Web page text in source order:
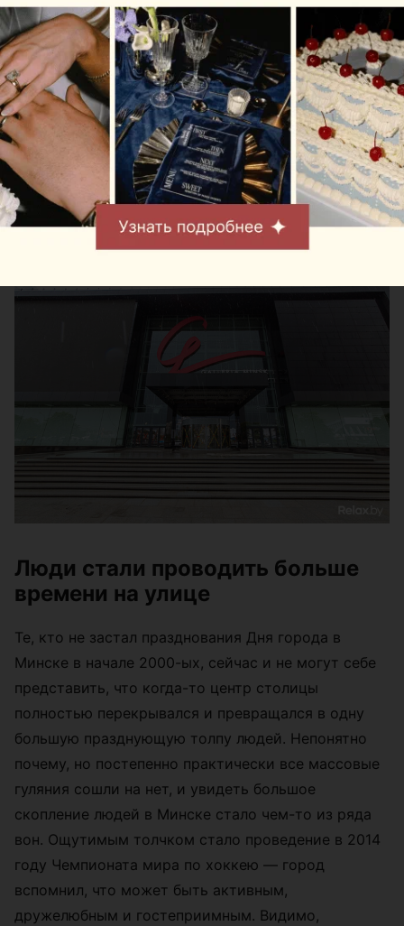
Ожидающий своего скорого открытия новый ТРЦ
Galleria Minsk
Люди стали проводить больше
времени на улице
Те, кто не застал празднования Дня города в
Минске в начале 2000-ых, сейчас и не могут себе
представить, что когда-то центр столицы
полностью перекрывался и превращался в одну
большую празднующую толпу людей. Непонятно
почему, но постепенно практически все массовые
гуляния сошли на нет, и увидеть большое
скопление людей в Минске стало чем-то из ряда
вон. Ощутимым толчком стало проведение в 2014
году Чемпионата мира по хоккею — город
вспомнил, что может быть активным,
дружелюбным и гостеприимным. Видимо,